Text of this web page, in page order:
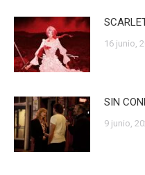
16 junio,
SIN
9 junio,